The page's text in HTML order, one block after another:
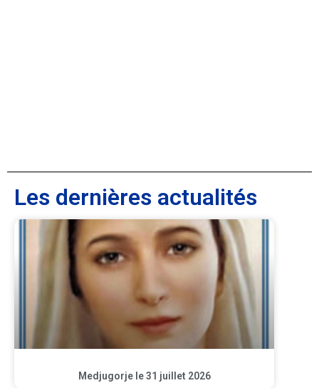
Les dernières actualités
Medjugorje le 31 juillet 2026